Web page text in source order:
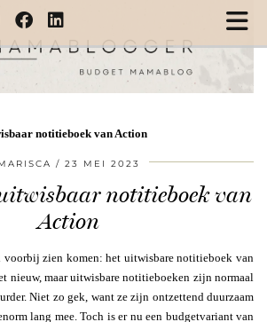
notitieboek van Action
23 MEI 2023
notitieboek van
Action
voorbij zien komen: het uitwisbare notitieboek van
nieuw, maar uitwisbare notitieboeken zijn normaal
Niet zo gek, want ze zijn ontzettend duurzaam
lang mee. Toch is er nu een budgetvariant van